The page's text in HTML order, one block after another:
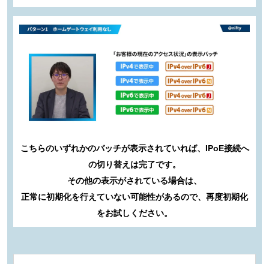
こちらのいずれかのバッチが表示されていれば、IPoE接続へ
の切り替えは完了です。
その他の表示がされている場合は、
正常に初期化を行えていない可能性があるので、再度初期化
をお試しください。